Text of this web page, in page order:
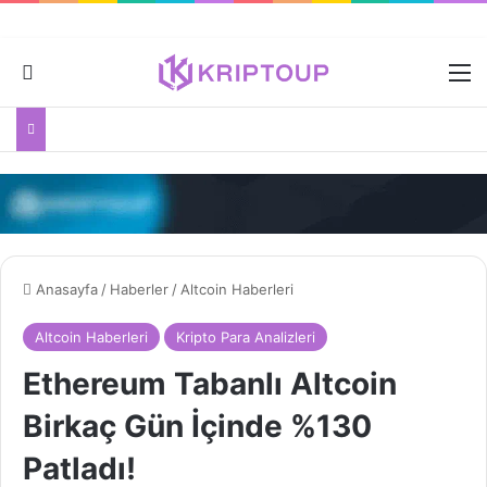
Dış görünümü değiştir
Anasayfa / Haberler / Altcoin Haberleri
Altcoin Haberleri Kripto Para Analizleri
Ethereum Tabanlı Altcoin
Birkaç Gün İçinde %130
Patladı!